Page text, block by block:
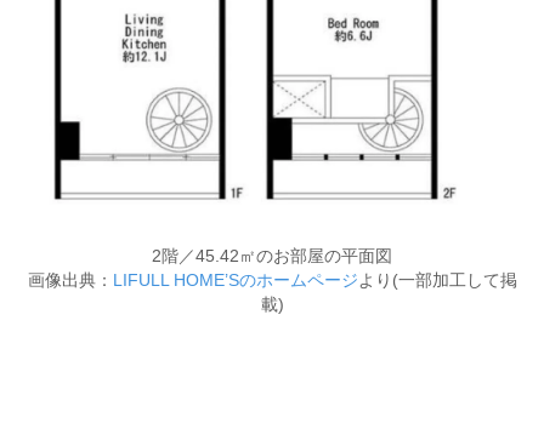
2階／45.42㎡のお部屋の平面図
画像出典： LIFULL HOME’Sのホームページより(一部加工して掲
載)